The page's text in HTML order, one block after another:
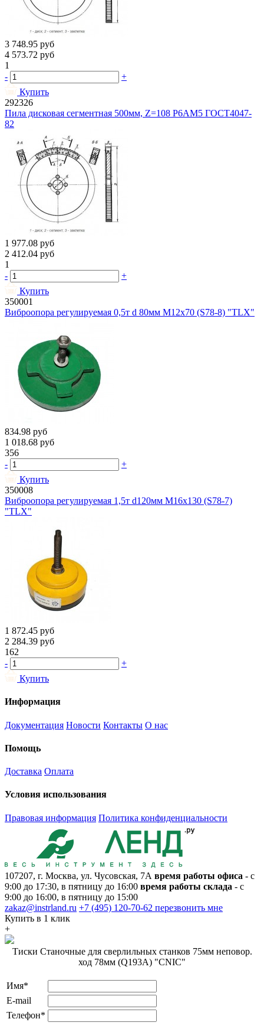
3 748.95 руб
4 573.72 руб
1
-
+
Купить
292326
Пила дисковая сегментная 500мм, Z=108 Р6АМ5 ГОСТ4047-
82
1 977.08 руб
2 412.04 руб
1
-
+
Купить
350001
Виброопора регулируемая 0,5т d 80мм М12х70 (S78-8) "TLX"
834.98 руб
1 018.68 руб
356
-
+
Купить
350008
Виброопора регулируемая 1,5т d120мм М16х130 (S78-7)
"TLX"
1 872.45 руб
2 284.39 руб
162
-
+
Купить
Информация
Документация Новости Контакты О нас
Помощь
Доставка Оплата
Условия использования
Правовая информация Политика конфиденциальности
107207, г. Москва, ул. Чусовская, 7А время работы офиса - с
9:00 до 17:30, в пятницу до 16:00 время работы склада - с
9:00 до 16:00, в пятницу до 15:00
zakaz@instrland.ru +7 (495) 120-70-62 перезвонить мне
Купить в 1 клик
+
Тиски Станочные для сверлильных станков 75мм неповор.
ход 78мм (Q193А) "CNIC"
Имя*
E-mail
Телефон*